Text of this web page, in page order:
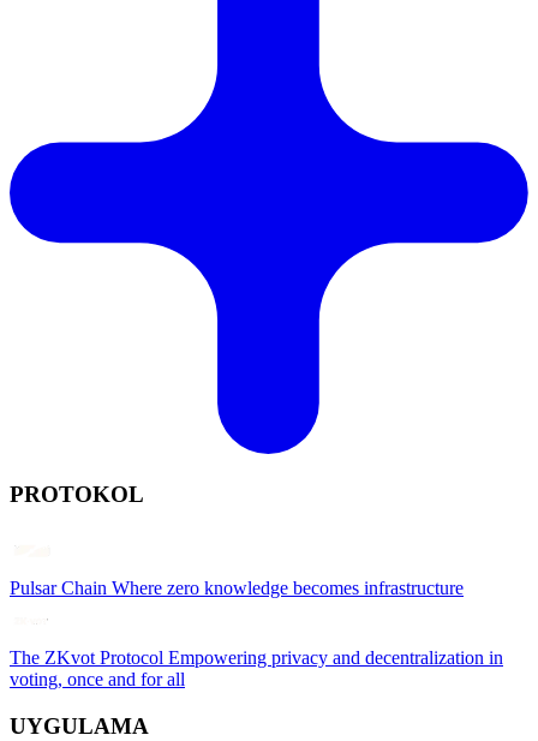
PROTOKOL
Pulsar Chain Where zero knowledge becomes infrastructure
The ZKvot Protocol Empowering privacy and decentralization in
voting, once and for all
UYGULAMA